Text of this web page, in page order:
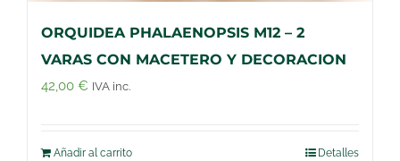
ORQUIDEA PHALAENOPSIS M12 – 2
VARAS CON MACETERO Y DECORACION
42,00 € IVA inc.
Añadir al carrito Detalles